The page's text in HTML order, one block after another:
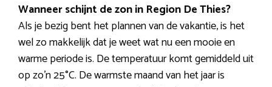
Wanneer schijnt de zon in Region De Thies?
Als je bezig bent het plannen van de vakantie, is het
wel zo makkelijk dat je weet wat nu een mooie en
warme periode is. De temperatuur komt gemiddeld uit
op zo’n 25°C. De warmste maand van het jaar is